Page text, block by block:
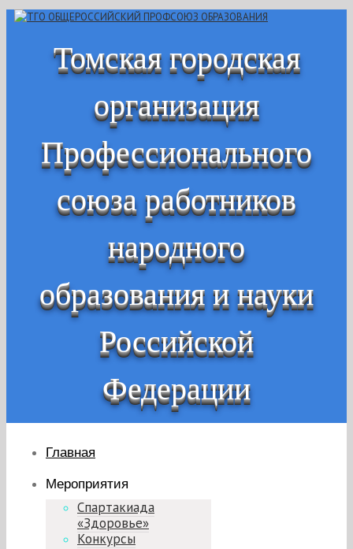
Томская городская
организация
Профессионального
союза работников
народного
образования и науки
Российской
Федерации
Главная
Мероприятия
Спартакиада
«Здоровье»
Конкурсы